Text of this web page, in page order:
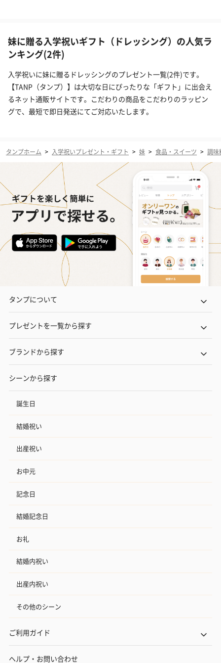
妹に贈る入学祝いギフト（ドレッシング）の人気ラ
ンキング(2件)
入学祝いに妹に贈るドレッシングのプレゼント一覧(2件)です。
【TANP（タンプ）】は大切な日にぴったりな「ギフト」に出会え
るネット通販サイトです。こだわりの商品をこだわりのラッピン
グで、最短で即日発送にてご対応いたします。
タンプホーム > 入学祝いプレゼント・ギフト > 妹 > 食品・スイーツ > 調味
タンプについて
プレゼントを一覧から探す
ブランドから探す
シーンから探す
誕生日
結婚祝い
出産祝い
お中元
記念日
結婚記念日
お礼
結婚内祝い
出産内祝い
その他のシーン
ご利用ガイド
ヘルプ・お問い合わせ